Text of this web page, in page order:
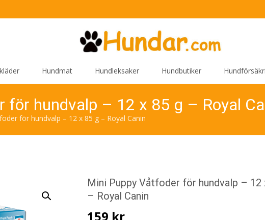
Hundmat Hundleksaker Hundbutiker
för hundvalp – 12 x 85 g – Royal
för hundvalp – 12 x 85 g – Royal Canin
Mini Puppy Våtfoder för hundvalp – 12
– Royal Canin
159 kr